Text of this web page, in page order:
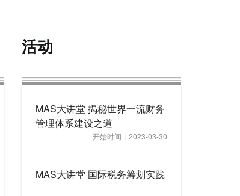
活动
MAS大讲堂 揭秘世界一流财务
管理体系建设之道
开始时间： 2023-03-30
MAS大讲堂 国际税务筹划实践